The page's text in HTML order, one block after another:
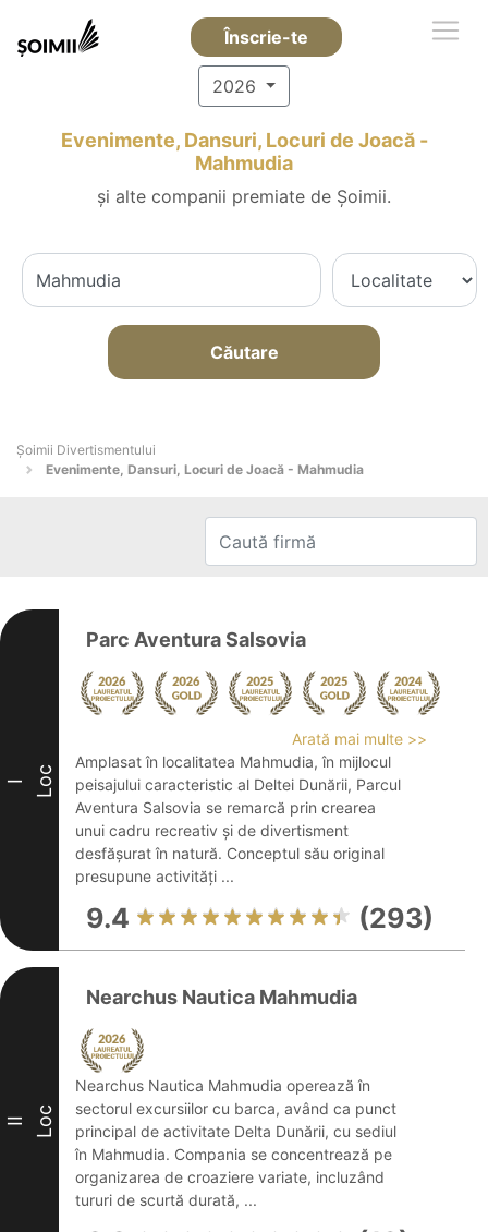
Înscrie-te
2026
Evenimente, Dansuri, Locuri de Joacă -
Mahmudia
și alte companii premiate de Șoimii.
Căutare
Şoimii Divertismentului
Evenimente, Dansuri, Locuri de Joacă - Mahmudia
I Loc
Parc Aventura Salsovia
Arată mai multe >>
Amplasat în localitatea Mahmudia, în mijlocul
peisajului caracteristic al Deltei Dunării, Parcul
Aventura Salsovia se remarcă prin crearea
unui cadru recreativ și de divertisment
desfășurat în natură. Conceptul său original
presupune activități ...
9.4 (293)
II Loc
Nearchus Nautica Mahmudia
Nearchus Nautica Mahmudia operează în
sectorul excursiilor cu barca, având ca punct
principal de activitate Delta Dunării, cu sediul
în Mahmudia. Compania se concentrează pe
organizarea de croaziere variate, incluzând
tururi de scurtă durată, ...